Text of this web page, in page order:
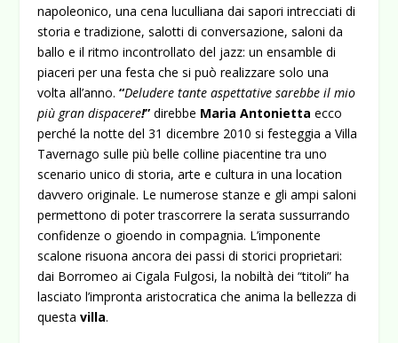
napoleonico, una cena luculliana dai sapori intrecciati di
storia e tradizione, salotti di conversazione, saloni da
ballo e il ritmo incontrollato del jazz: un ensamble di
piaceri per una festa che si può realizzare solo una
volta all’anno.“Deludere tante aspettative sarebbe il mio
più gran dispacere!” direbbe Maria Antoniettaecco
perché la notte del 31 dicembre 2010 si festeggia a Villa
Tavernago sulle più belle colline piacentine tra uno
scenario unico di storia, arte e cultura in una location
davvero originale. Le numerose stanze e gli ampi saloni
permettono di poter trascorrere la serata sussurrando
confidenze o gioendo in compagnia. L’imponente
scalone risuona ancora dei passi di storici proprietari:
dai Borromeo ai Cigala Fulgosi, la nobiltà dei “titoli” ha
lasciato l’impronta aristocratica che anima la bellezza di
questavilla.